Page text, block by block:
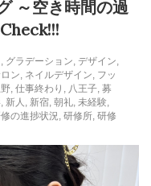
e
n
v
a
t
e
v
i
～空き時間の過
, グラデーション, デザイン,
ン, ネイルデザイン, フッ
, 仕事終わり , 八王子, 募
, 新人 , 新宿, 朝礼, 未経験,
の進捗状況, 研修所, 研修